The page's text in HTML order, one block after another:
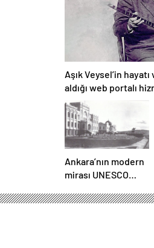
Aşık Veysel’in
aldığı web portalı
Ankara’nın modern
mirası UNESCO
kaydedildi;